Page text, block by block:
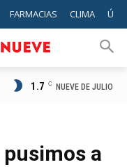
FARMACIAS CLIMA
1.7 C NUEVE DE JULIO
pusimos a